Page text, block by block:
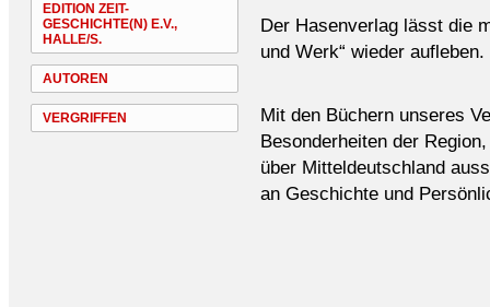
EDITION ZEIT-
GESCHICHTE(N) E.V.,
HALLE/S.
AUTOREN
VERGRIFFEN
Der Hasenverlag lässt die
und Werk“ wieder aufleben.
Mit den Büchern unseres
Besonderheiten der
über Mitteldeutschland
an Geschichte und